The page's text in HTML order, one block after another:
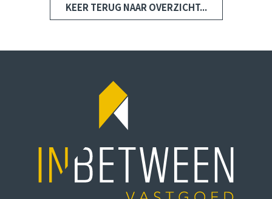
KEER TERUG NAAR OVERZICHT...